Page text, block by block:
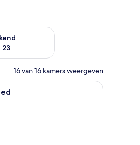
23
voor volgend weekend aug
16 van 16 kamers weergeven
minibar, een kluis op de kamer
Luxe beddengoed, pillowtop-bedden, een